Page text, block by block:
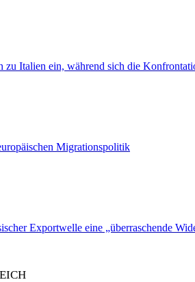
zu Italien ein, während sich die
Migrationspolitik
Exportwelle eine „überraschende